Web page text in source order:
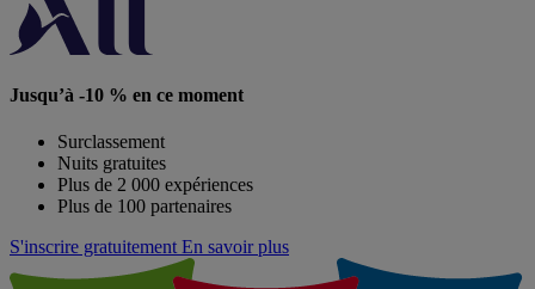
Jusqu’à -10 % en ce moment
Surclassement
Nuits gratuites
Plus de 2 000 expériences
Plus de 100 partenaires
S'inscrire gratuitement En savoir plus